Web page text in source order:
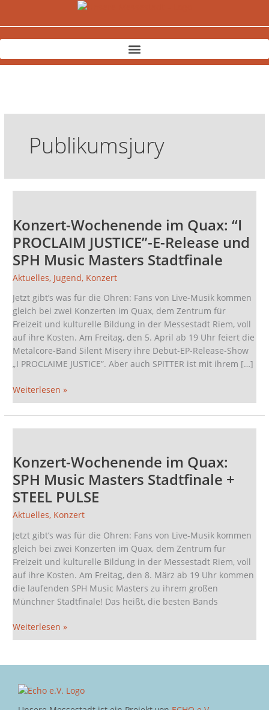
Publikumsjury
Konzert-Wochenende im Quax: “I
PROCLAIM JUSTICE”-E-Release und
SPH Music Masters Stadtfinale
Aktuelles, Jugend, Konzert
Jetzt gibt’s was für die Ohren: Fans von Live-Musik kommen
gleich bei zwei Konzerten im Quax, dem Zentrum für
Freizeit und kulturelle Bildung in der Messestadt Riem, voll
auf ihre Kosten. Am Freitag, den 5. April ab 19 Uhr feiert die
Metalcore-Band Silent Misery ihre Debut-EP-Release-Show
„I PROCLAIME JUSTICE”. Aber auch SPITTER ist mit ihrem […]
im
Quax:
“I
PROCLAIM
JUSTICE”-
Release
und
SPH
Music
Masters
Stadtfinale
Weiterlesen »
Konzert-Wochenende im Quax:
SPH Music Masters Stadtfinale +
STEEL PULSE
Aktuelles, Konzert
Jetzt gibt’s was für die Ohren: Fans von Live-Musik kommen
gleich bei zwei Konzerten im Quax, dem Zentrum für
Freizeit und kulturelle Bildung in der Messestadt Riem, voll
auf ihre Kosten. Am Freitag, den 8. März ab 19 Uhr kommen
die laufenden SPH Music Masters zu ihrem großen
Münchner Stadtfinale! Das heißt, die besten Bands
im
Quax:
SPH
Music
Masters
+
STEEL
PULSE
Weiterlesen »